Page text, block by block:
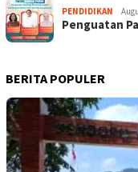
PENDIDIKAN
Penguatan
BERITA POPULER